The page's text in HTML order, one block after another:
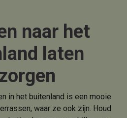
naar het
laten
in het buitenland is een mooie
waar ze ook zijn. Houd